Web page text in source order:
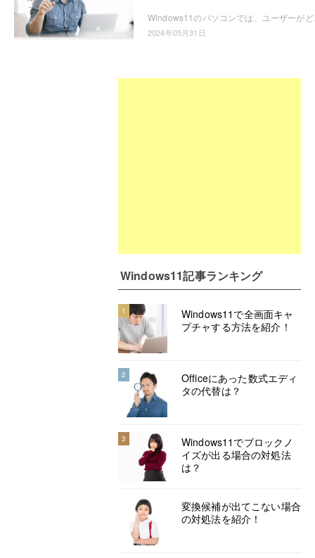
Windows11のパソコンでは、ユー
2024年05月31日
Windows11記事ランキング
1
Windows11で全画面キャ
プチャする方法を紹介！
2
Officeにあった数式エディ
タの代替は？
3
Windows11でブロックノ
イズが出る場合の対処法
は？
変換候補が出てこない場合
の対処法を紹介！